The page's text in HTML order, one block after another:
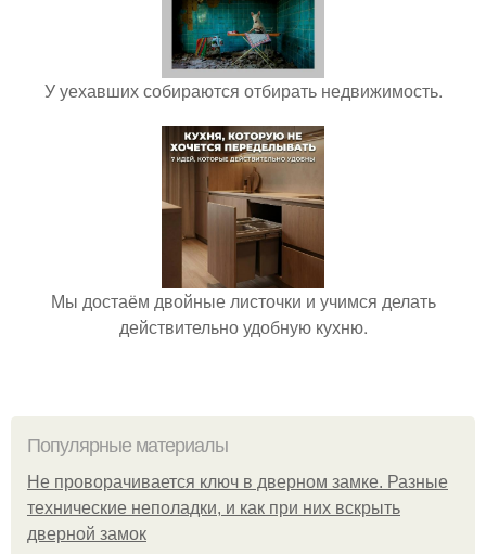
У уехавших собираются отбирать недвижимость.
Мы достаём двойные листочки и учимся делать
действительно удобную кухню.
Популярные материалы
Не проворачивается ключ в дверном замке. Разные
технические неполадки, и как при них вскрыть
дверной замок